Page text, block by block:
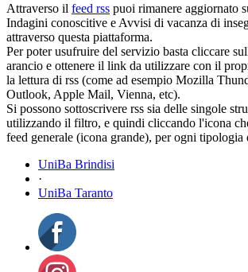
Attraverso il feed rss puoi rimanere aggiornato
Indagini conoscitive e Avvisi di vacanza di
attraverso questa piattaforma.
Per poter usufruire del servizio basta cliccare
arancio e ottenere il link da utilizzare con il
la lettura di rss (come ad esempio Mozilla
Outlook, Apple Mail, Vienna, etc).
Si possono sottoscrivere rss sia delle singole
utilizzando il filtro, e quindi cliccando l'icona
feed generale (icona grande), per ogni
UniBa Brindisi
·
UniBa Taranto